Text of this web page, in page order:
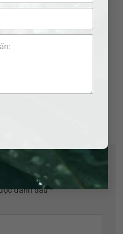
TÔI:
TNHH ADB SAIGON
TP Hồ Chí Minh.
TY LUẬT TNHH ADB
DƯƠNG
Thủ Dầu Một, TP Hồ Chí
được hiển thị công khai.
đánh dấu*